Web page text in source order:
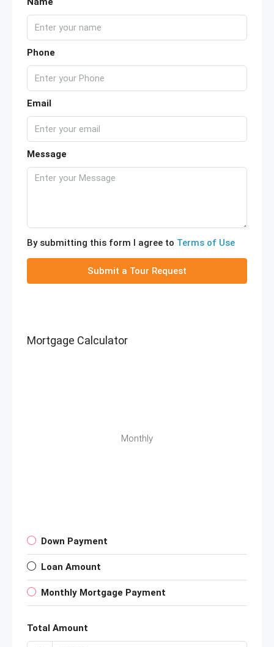
Phone
Email
Message
By submitting this form I agree to Terms of Use
Submit a Tour Request
Mortgage Calculator
Monthly
Down Payment
Loan Amount
Monthly Mortgage Payment
Total Amount